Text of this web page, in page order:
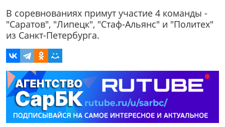
В соревнованиях примут участие 4 команды -
"Саратов", "Липецк", "Стаф-Альянс" и "Политех"
из Санкт-Петербурга.